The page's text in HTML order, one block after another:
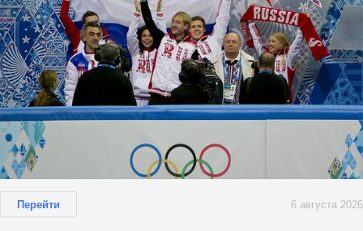
Перейти 6 августа 2026